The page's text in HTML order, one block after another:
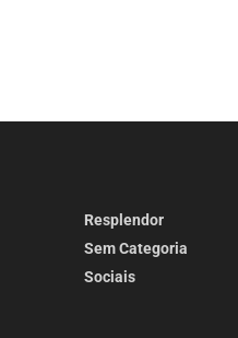
Resplendor
Sem Categoria
Sociais